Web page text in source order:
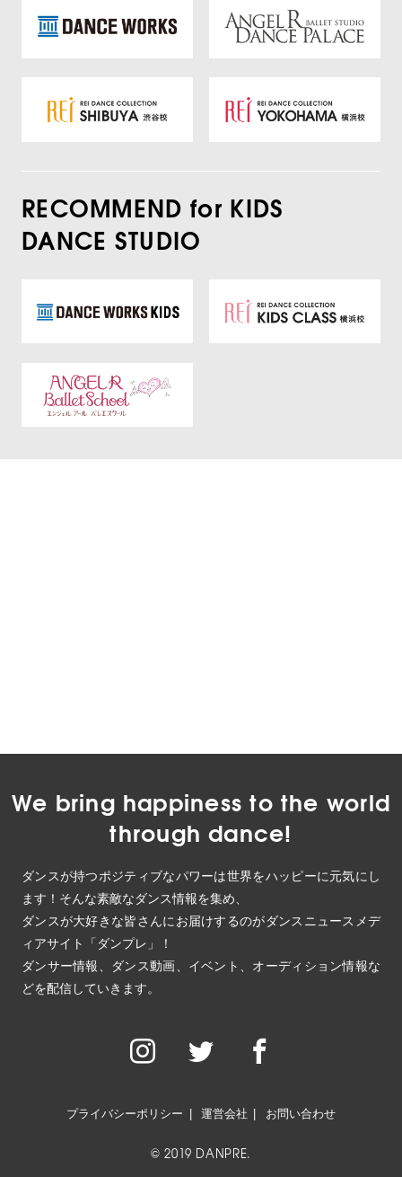
RECOMMEND for KIDS
DANCE STUDIO
We bring happiness to the world
through dance!
ダンスが持つポジティブなパワーは世界をハッピーに元気にし
ます！そんな素敵なダンス情報を集め、
ダンスが大好きな皆さんにお届けするのがダンスニュースメデ
ィアサイト「ダンプレ」！
ダンサー情報、ダンス動画、イベント、オーディション情報な
どを配信していきます。
プライバシーポリシー 運営会社 お問い合わせ
© 2019 DANPRE.